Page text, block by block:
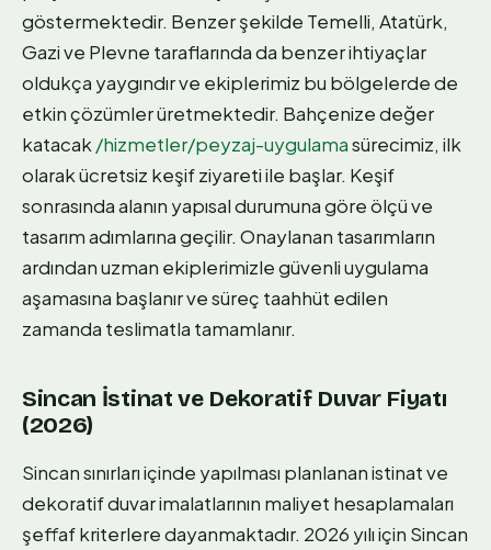
göstermektedir. Benzer şekilde Temelli, Atatürk,
Gazi ve Plevne taraflarında da benzer ihtiyaçlar
oldukça yaygındır ve ekiplerimiz bu bölgelerde de
etkin çözümler üretmektedir. Bahçenize değer
katacak /hizmetler/peyzaj-uygulamasürecimiz, ilk
olarak ücretsiz keşif ziyareti ile başlar. Keşif
sonrasında alanın yapısal durumuna göre ölçü ve
tasarım adımlarına geçilir. Onaylanan tasarımların
ardından uzman ekiplerimizle güvenli uygulama
aşamasına başlanır ve süreç taahhüt edilen
zamanda teslimatla tamamlanır.
Sincan İstinat ve Dekoratif Duvar Fiyatı
(2026)
Sincan sınırları içinde yapılması planlanan istinat ve
dekoratif duvar imalatlarının maliyet hesaplamaları
şeffaf kriterlere dayanmaktadır. 2026 yılı için Sincan